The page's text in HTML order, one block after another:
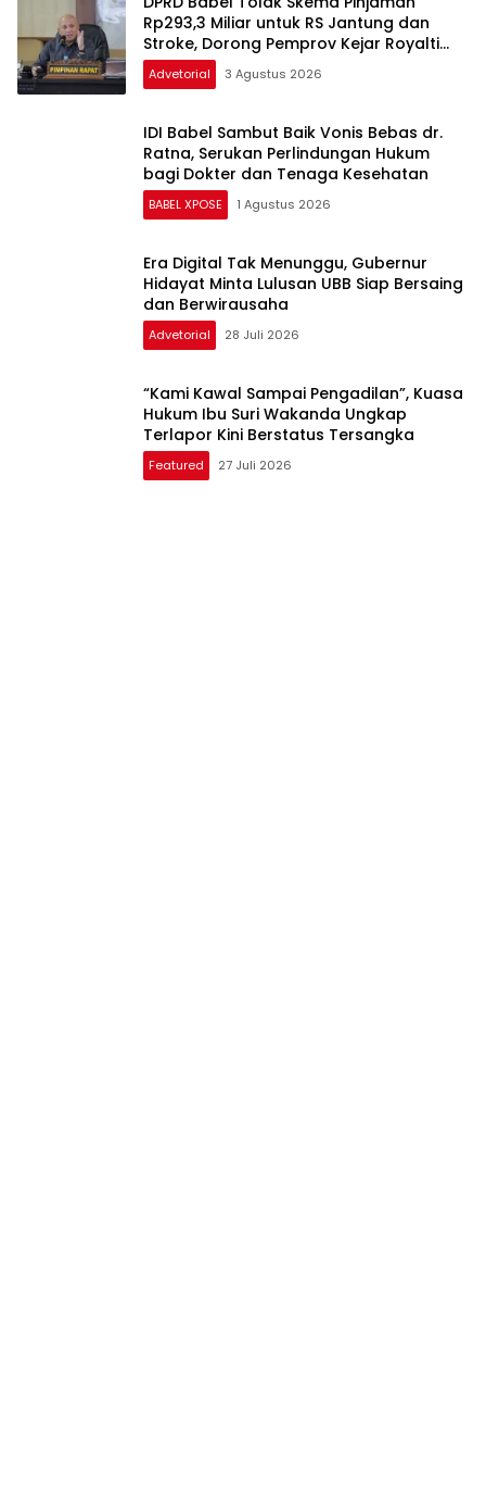
Rp293,3 Miliar untuk RS Jantung dan
Stroke, Dorong Pemprov Kejar Royalti
Timah
Advetorial 3 Agustus 2026
IDI Babel Sambut Baik Vonis Bebas dr.
Ratna, Serukan Perlindungan Hukum
bagi Dokter dan Tenaga Kesehatan
BABEL XPOSE 1 Agustus 2026
Era Digital Tak Menunggu, Gubernur
Hidayat Minta Lulusan UBB Siap Bersaing
dan Berwirausaha
Advetorial 28 Juli 2026
“Kami Kawal Sampai Pengadilan”, Kuasa
Hukum Ibu Suri Wakanda Ungkap
Terlapor Kini Berstatus Tersangka
Featured 27 Juli 2026